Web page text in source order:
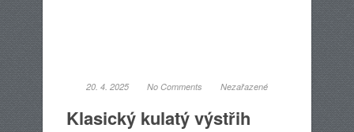
20. 4. 2025 No Comments Nezařazené
Klasický kulatý výstřih